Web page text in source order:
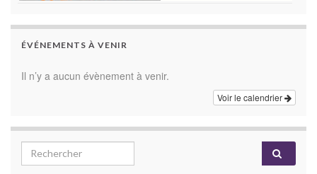
ÉVÉNEMENTS À VENIR
Il n’y a aucun évènement à venir.
Voir le calendrier
Search for: